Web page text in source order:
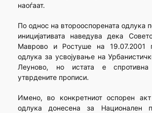
наоѓаат.
По однос на второоспорената одлука
иницијативата наведува дека
Маврово и Ростуше на 19.07.2001
одлука за усвојување на
Леуново, но истата е
утврдените прописи.
Имено, во конкретниот оспорен
одлука донесена за Национален